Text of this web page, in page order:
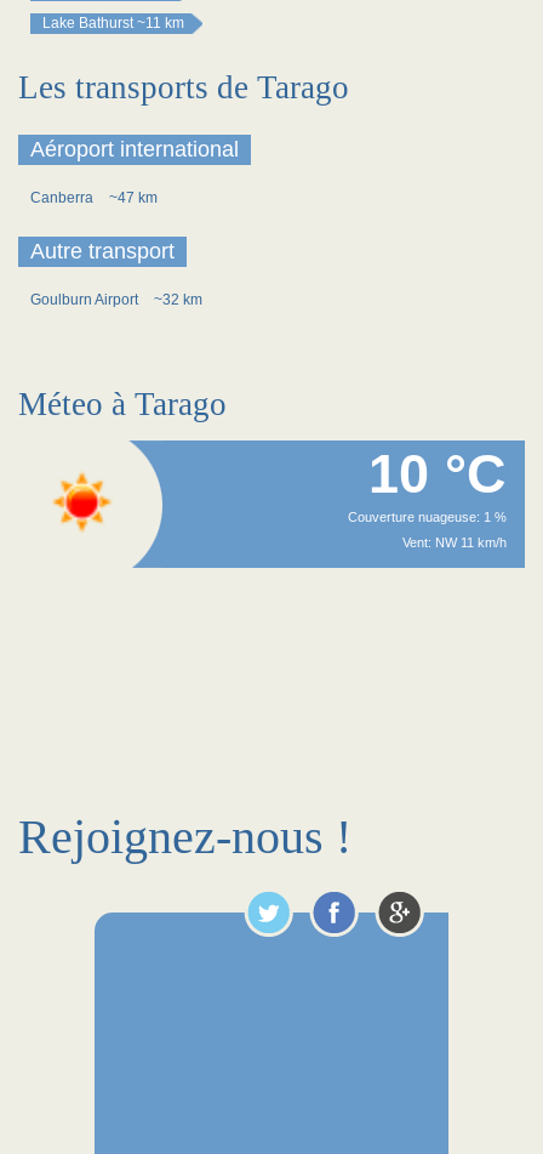
Lake Bathurst ~11 km
Les transports de Tarago
Aéroport international
Canberra ~47 km
Autre transport
Goulburn Airport ~32 km
Méteo à Tarago
10 °C
Couverture nuageuse: 1 %
Vent: NW 11 km/h
Rejoignez-nous !